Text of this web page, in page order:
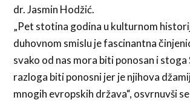
dr. Jasmin Hodžić.
„Pet stotina godina u kulturnom
duhovnom smislu je fascinantna
svako od nas mora biti ponosan i stoga
razloga biti ponosni jer je njihova
mnogih evropskih država“, osvrnuvši